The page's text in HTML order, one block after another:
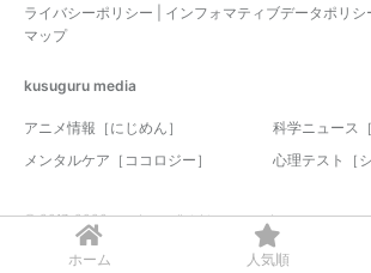
ホーム 人気順
ライバシーポリシー
インフォマティブデータポリシ
マップ
kusuguru media
アニメ情報［にじめん］
科学ニュース
メンタルケア［ココロジー］
心理テスト［シ
© 2017-2026 nazology. all rights reserved.